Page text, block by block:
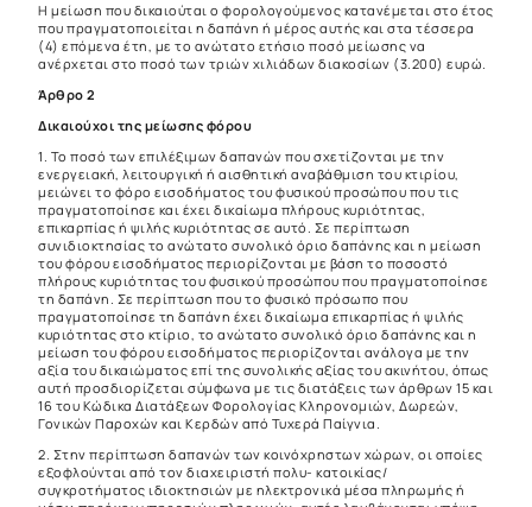
Η μείωση που δικαιούται ο φορολογούμενος κατανέμεται στο έτος
που πραγματοποιείται η δαπάνη ή μέρος αυτής και στα τέσσερα
(4) επόμενα έτη, με το ανώτατο ετήσιο ποσό μείωσης να
ανέρχεται στο ποσό των τριών χιλιάδων διακοσίων (3.200) ευρώ.
Άρθρο 2
Δικαιούχοι της μείωσης φόρου
1. Το ποσό των επιλέξιμων δαπανών που σχετίζονται με την
ενεργειακή, λειτουργική ή αισθητική αναβάθμιση του κτιρίου,
μειώνει το φόρο εισοδήματος του φυσικού προσώπου που τις
πραγματοποίησε και έχει δικαίωμα πλήρους κυριότητας,
επικαρπίας ή ψιλής κυριότητας σε αυτό. Σε περίπτωση
συνιδιοκτησίας το ανώτατο συνολικό όριο δαπάνης και η μείωση
του φόρου εισοδήματος περιορίζονται με βάση το ποσοστό
πλήρους κυριότητας του φυσικού προσώπου που πραγματοποίησε
τη δαπάνη. Σε περίπτωση που το φυσικό πρόσωπο που
πραγματοποίησε τη δαπάνη έχει δικαίωμα επικαρπίας ή ψιλής
κυριότητας στο κτίριο, το ανώτατο συνολικό όριο δαπάνης και η
μείωση του φόρου εισοδήματος περιορίζονται ανάλογα με την
αξία του δικαιώματος επί της συνολικής αξίας του ακινήτου, όπως
αυτή προσδιορίζεται σύμφωνα με τις διατάξεις των άρθρων 15 και
16 του Κώδικα Διατάξεων Φορολογίας Κληρονομιών, Δωρεών,
Γονικών Παροχών και Κερδών από Τυχερά Παίγνια.
2. Στην περίπτωση δαπανών των κοινόχρηστων χώρων, οι οποίες
εξοφλούνται από τον διαχειριστή πολυ- κατοικίας/
συγκροτήματος ιδιοκτησιών με ηλεκτρονικά μέσα πληρωμής ή